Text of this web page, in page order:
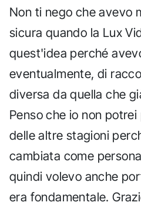
Non ti nego che avevo
sicura quando la Lux
quest'idea perché
eventualmente, di
diversa da quella che
Penso che io non
delle altre stagioni
cambiata come
quindi volevo anche
era fondamentale.